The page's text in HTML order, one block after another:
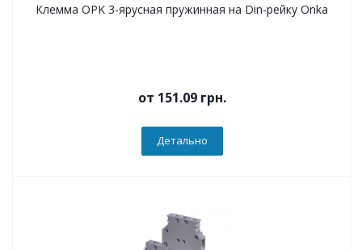
Клемма OPK 3-ярусная пружинная на Din-рейку Onka
от 151.09 грн.
Детально